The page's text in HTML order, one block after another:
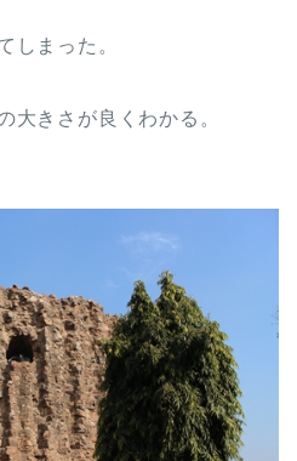
しまった。
大きさが良くわかる。